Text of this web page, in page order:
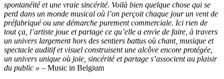
spontanéité et une vraie sincérité. Voilà bien quelque chose qui se
perd dans un monde musical où l’on perçoit chaque jour un vent de
préfabriqué ou une démarche purement commerciale. Ici rien de
tout ça, l’artiste joue et partage ce qu’elle a envie de faire, à travers
un univers largement hors des sentiers battus où chant, musique et
spectacle auditif et visuel construisent une alcôve encore protégée,
un univers unique où joie, sincérité et partage s’associent au plaisir
du public » – Music in Belgium